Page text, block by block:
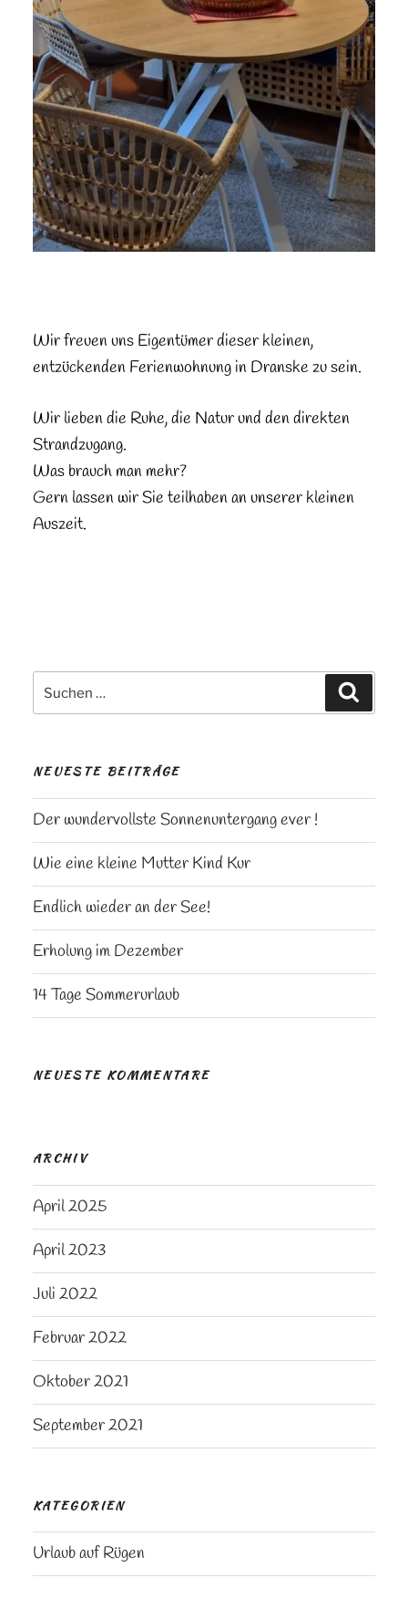
Wir freuen uns Eigentümer dieser kleinen,
entzückenden Ferienwohnung in Dranske zu sein.
Wir lieben die Ruhe, die Natur und den direkten
Strandzugang.
Was brauch man mehr?
Gern lassen wir Sie teilhaben an unserer kleinen
Auszeit.
Suchen
nach:
NEUESTE BEITRÄGE
Der wundervollste Sonnenuntergang ever !
Wie eine kleine Mutter Kind Kur
Endlich wieder an der See!
Erholung im Dezember
14 Tage Sommerurlaub
NEUESTE KOMMENTARE
ARCHIV
April 2025
April 2023
Juli 2022
Februar 2022
Oktober 2021
September 2021
KATEGORIEN
Urlaub auf Rügen